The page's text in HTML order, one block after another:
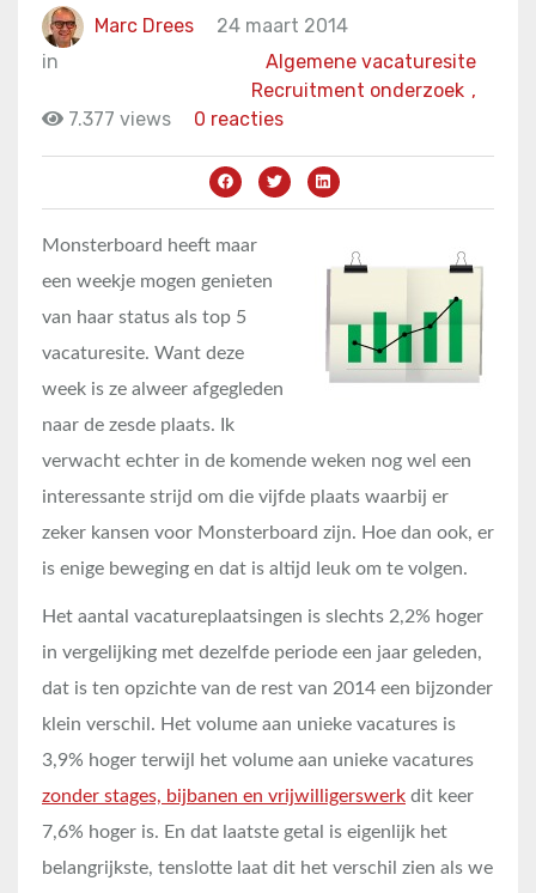
Marc Drees
24 maart 2014
in
Algemene vacaturesite
Recruitment onderzoek ,
7.377 views
0 reacties
Monsterboard heeft maar
een weekje mogen genieten
van haar status als top 5
vacaturesite. Want deze
week is ze alweer afgegleden
naar de zesde plaats. Ik
verwacht echter in de komende weken nog wel een
interessante strijd om die vijfde plaats waarbij er
zeker kansen voor Monsterboard zijn. Hoe dan ook, er
is enige beweging en dat is altijd leuk om te volgen.
Het aantal vacatureplaatsingen is slechts 2,2% hoger
in vergelijking met dezelfde periode een jaar geleden,
dat is ten opzichte van de rest van 2014 een bijzonder
klein verschil. Het volume aan unieke vacatures is
3,9% hoger terwijl het volume aan unieke vacatures
zonder stages, bijbanen en vrijwilligerswerk dit keer
7,6% hoger is. En dat laatste getal is eigenlijk het
belangrijkste, tenslotte laat dit het verschil zien als we